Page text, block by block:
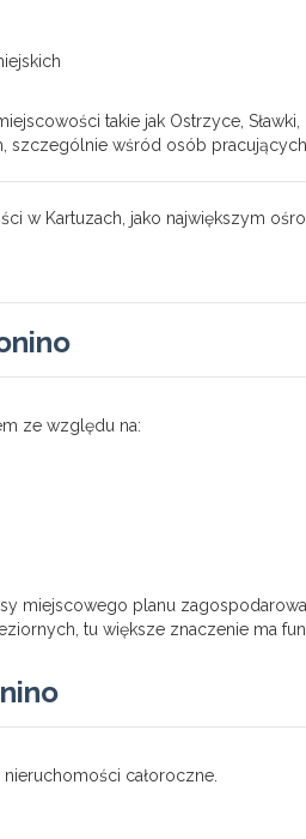
takie jak Ostrzyce,
szczególnie wśród osób
w Kartuzach, jako największym
ze względu na:
miejscowego planu
tu większe znaczenie ma
całoroczne.